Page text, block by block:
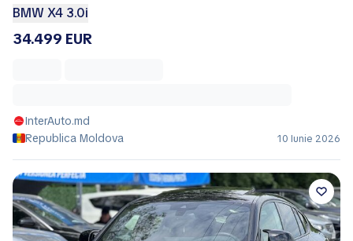
BMW X4 3.0i
34.499 EUR
InterAuto.md
Republica Moldova
10 Iunie 2026